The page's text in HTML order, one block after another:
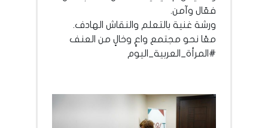
فعّال وآمن.
ورشة غنية بالتعلم والنقاش الهادف.
معًا نحو مجتمع واعٍ وخالٍ من العنف
#المرأة_العربية_اليوم